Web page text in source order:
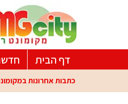
דף הבית
כתבות אחרונות